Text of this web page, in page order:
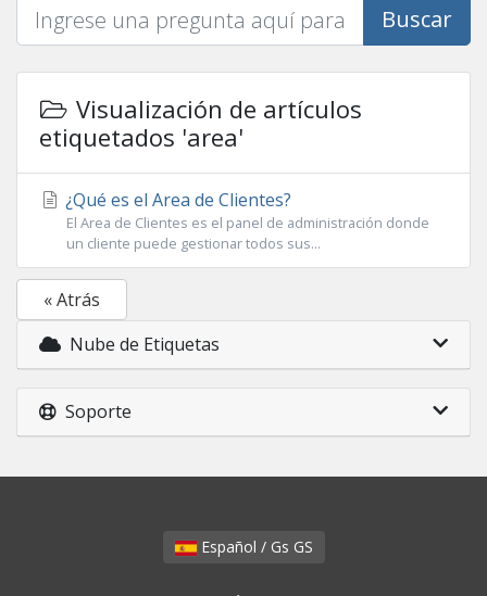
Buscar
Visualización de artículos
etiquetados 'area'
¿Qué es el Area de Clientes?
El Area de Clientes es el panel de administración donde
un cliente puede gestionar todos sus...
« Atrás
Nube de Etiquetas
Soporte
Español / Gs GS